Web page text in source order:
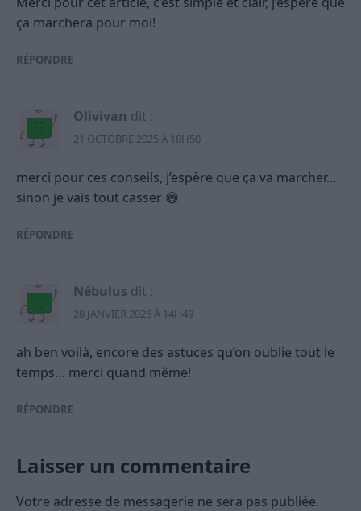
ça marchera pour moi!
RÉPONDRE
Olivivan dit :
21 OCTOBRE 2025 À 18H50
merci pour ces conseils, j’espère que ça va marcher…
sinon je vais tout casser 😅
RÉPONDRE
Nébulus dit :
28 JANVIER 2026 À 14H49
ah ben voilà, encore des astuces qu’on oublie tout le
temps… merci quand même!
RÉPONDRE
Laisser un commentaire
Votre adresse de messagerie ne sera pas publiée.